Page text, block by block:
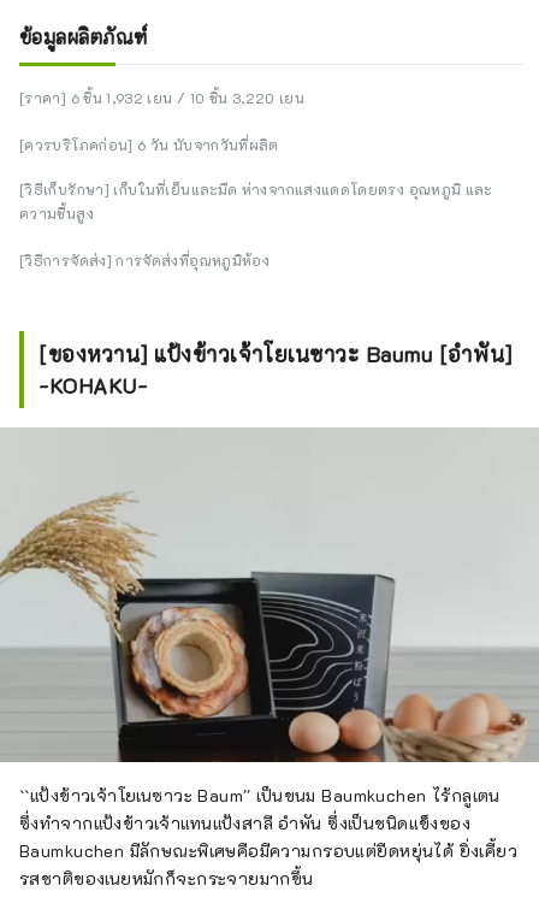
ข้อมูลผลิตภัณฑ์
[ราคา] 6 ชิ้น 1,932 เยน / 10 ชิ้น 3,220 เยน
[ควรบริโภคก่อน] 6 วัน นับจากวันที่ผลิต
[วิธีเก็บรักษา] เก็บในที่เย็นและมืด ห่างจากแสงแดดโดยตรง อุณหภูมิ และ
ความชื้นสูง
[วิธีการจัดส่ง] การจัดส่งที่อุณหภูมิห้อง
[ของหวาน] แป้งข้าวเจ้าโยเนซาวะ Baumu [อำพัน]
-KOHAKU-
``แป้งข้าวเจ้าโยเนซาวะ Baum'' เป็นขนม Baumkuchen ไร้กลูเตน
ซึ่งทำจากแป้งข้าวเจ้าแทนแป้งสาลี อำพัน ซึ่งเป็นชนิดแข็งของ
Baumkuchen มีลักษณะพิเศษคือมีความกรอบแต่ยืดหยุ่นได้ ยิ่งเคี้ยว
รสชาติของเนยหมักก็จะกระจายมากขึ้น